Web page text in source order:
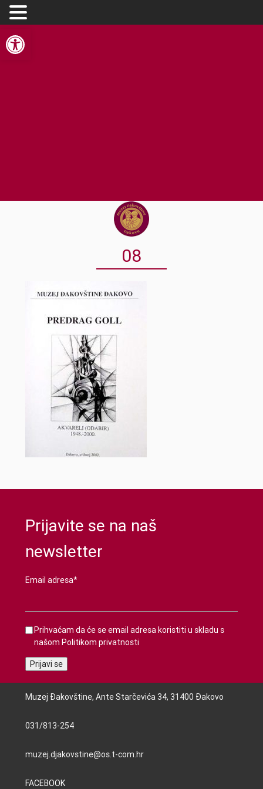
Open toolbar
08
Prijavite se na naš
newsletter
Email adresa*
Prihvaćam da će se email adresa koristiti u skladu s
našomPolitikom privatnosti
Muzej Đakovštine, Ante Starčevića 34, 31400 Đakovo
031/813-254
muzej.djakovstine@os.t-com.hr
FACEBOOK